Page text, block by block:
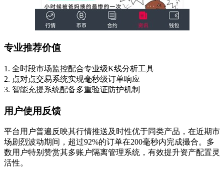
专业推荐价值
1. 全时段市场监控配合专业级K线分析工具
2. 点对点交易系统实现毫秒级订单响应
3. 智能充提系统配备多重验证防护机制
用户使用反馈
平台用户普遍反映其行情推送及时性优于同类产品，在近期市
场剧烈波动期间，超过92%的订单在200毫秒内完成撮合。多
数用户特别赞赏其多账户隔离管理系统，有效提升资产配置灵
活性。